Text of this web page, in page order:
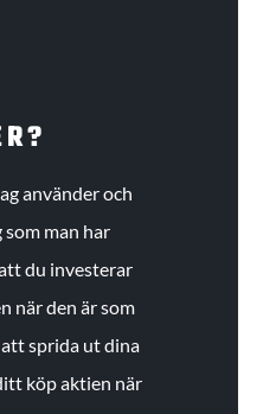
använder och
man har
du investerar
när den är som
sprida ut dina
köp aktien när